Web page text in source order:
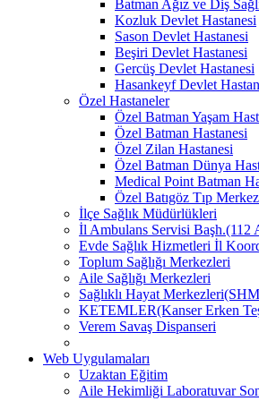
Batman Ağız ve Diş
Kozluk Devlet Hastanesi
Sason Devlet Hastanesi
Beşiri Devlet Hastanesi
Gercüş Devlet Hastanesi
Hasankeyf Devlet
Özel Hastaneler
Özel Batman Yaşam
Özel Batman Hastanesi
Özel Zilan Hastanesi
Özel Batman Dünya
Medical Point Batman
Özel Batıgöz Tıp
İlçe Sağlık Müdürlükleri
İl Ambulans Servisi Başh.(112
Evde Sağlık Hizmetleri İl
Toplum Sağlığı Merkezleri
Aile Sağlığı Merkezleri
Sağlıklı Hayat
KETEMLER(Kanser Erken
Verem Savaş Dispanseri
Web Uygulamaları
Uzaktan Eğitim
Aile Hekimliği Laboratuvar